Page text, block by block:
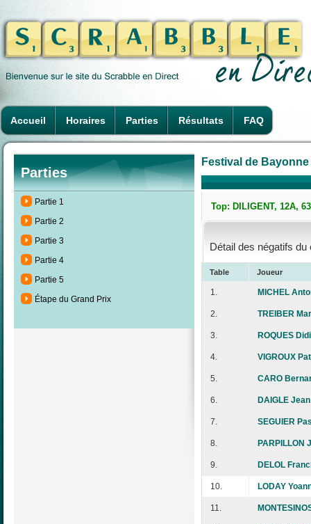
Accueil Horaires Parties Résultats FAQ
Parties
Partie 1
Partie 2
Partie 3
Partie 4
Partie 5
Étape du Grand Prix
Festival de
Top: DILIGENT, 12A,
Détail des négatifs
Table Joueur
1. MICHEL
2. TREIBER
3. ROQUES
4. VIGROUX
5. CARO
6. DAIGLE Jean
7. SEGUIER
8. PARPILLON
9. DELOL
10. LODAY
11.